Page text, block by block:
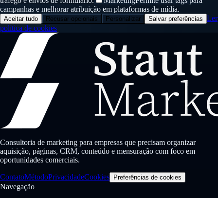
campanhas e melhorar atribuição em plataformas de mídia.
Aceitar tudo Recusar opcionais Personalizar Salvar preferências Ler
política de cookies
Consultoria de marketing para empresas que precisam organizar
aquisição, páginas, CRM, conteúdo e mensuração com foco em
oportunidades comerciais.
ContatoMétodoPrivacidadeCookies Preferências de cookies
Navegação